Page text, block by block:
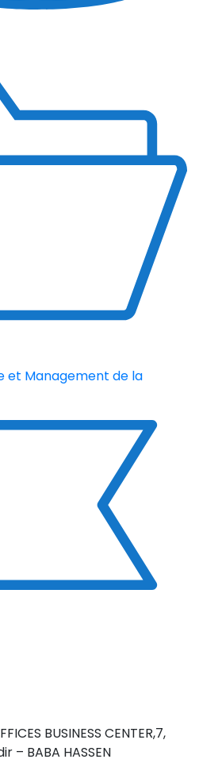
et Management de la
BUSINESS CENTER,7,
– BABA HASSEN